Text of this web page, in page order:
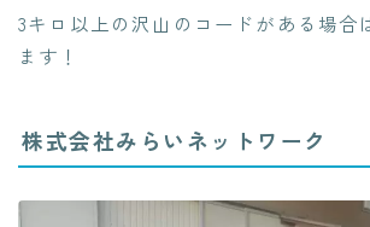
3キロ以上の沢山のコードがある場合
ます！
株式会社みらいネットワーク